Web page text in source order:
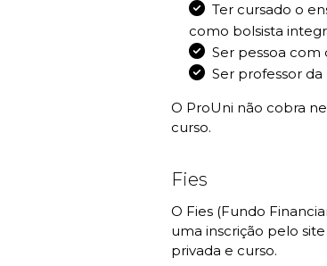
Ter cursado o
como bolsista
Ser pessoa com
Ser professor
O ProUni não cobra
curso.
Fies
O Fies (Fundo
uma inscrição pelo
privada e curso.